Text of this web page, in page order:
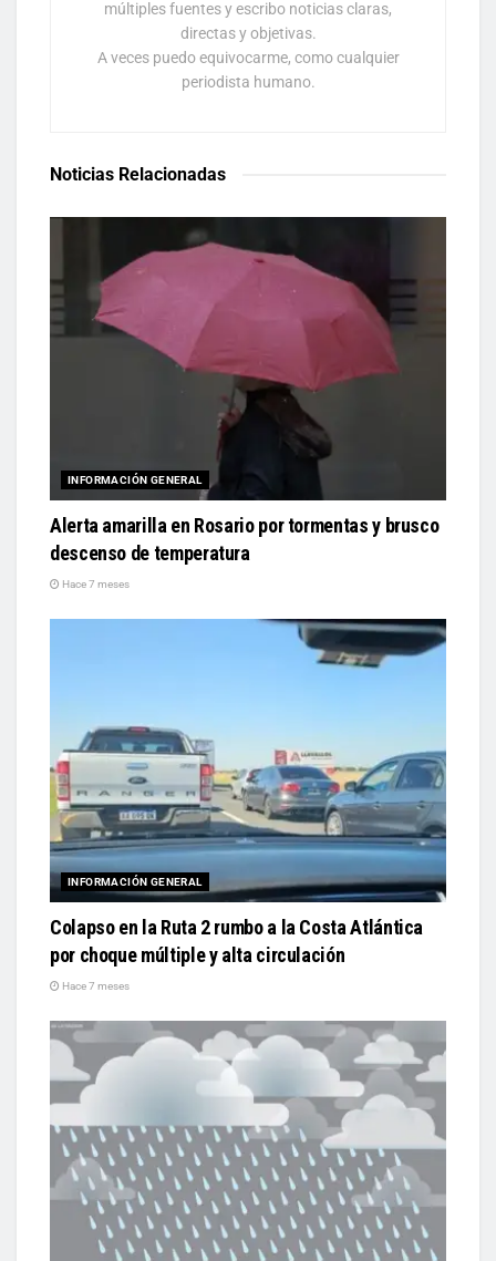
múltiples fuentes y escribo noticias claras,
directas y objetivas.
A veces puedo equivocarme, como cualquier
periodista humano.
Noticias Relacionadas
INFORMACIÓN GENERAL
Alerta amarilla en Rosario por tormentas y brusco
descenso de temperatura
Hace 7 meses
INFORMACIÓN GENERAL
Colapso en la Ruta 2 rumbo a la Costa Atlántica
por choque múltiple y alta circulación
Hace 7 meses